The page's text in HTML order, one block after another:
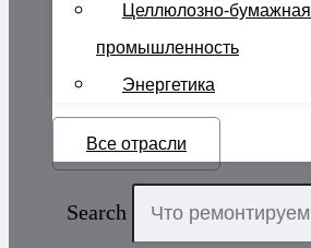
Целлюлозно-бумажная
промышленность
Энергетика
Все отрасли
Search